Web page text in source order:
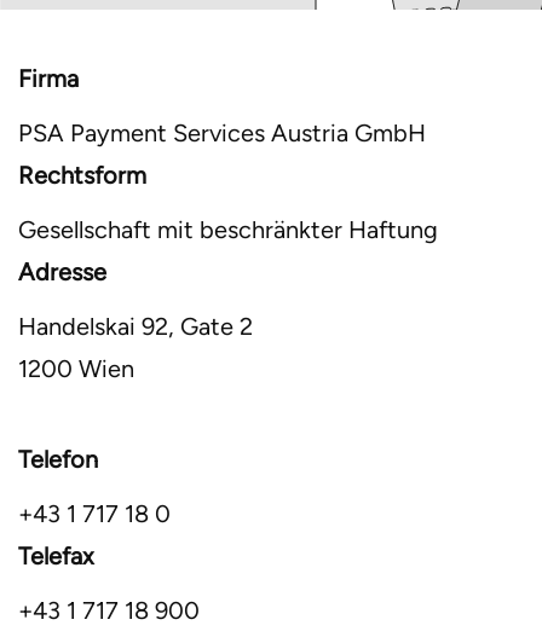
Firma
PSA Payment Services Austria GmbH
Rechtsform
Gesellschaft mit beschränkter Haftung
Adresse
Handelskai 92, Gate 2
1200 Wien
Telefon
+43 1 717 18 0
Telefax
+43 1 717 18 900